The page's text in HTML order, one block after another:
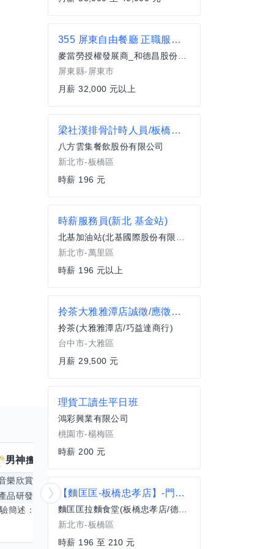
男神擅長
樂欣賞 顧問服務
品研發
跨部門協作
更多
經驗簡述： 1.創業主導&新創合夥 2.B2C產品開發運營一條龍 3.AI應用開發與量化研究新創 標籤話題都可以聊，開放交流 找尋共同創業機會，亦歡迎新創收編
355 屏東自由餐廳 正職服務員(全職)
麥當勞授權發展商_和德昌股份有限公司
屏東縣-屏東市
月薪 32,000 元以上
梁社漢排骨計時人員/板橋莊敬店
八方雲集餐飲股份有限公司
新北市-板橋區
時薪 196 元
時薪服務員(新北 基金站)
北基加油站(北基國際股份有限公司)
新北市-萬里區
時薪 196 元以上
拎茶大雅雅潭店誠徵/應徵直接來電
拎茶(大雅雅潭店/巧益達商行)
台中市-大雅區
月薪 29,500 元
理貨工讀生平日班
鴻彩興業有限公司
桃園市-楊梅區
時薪 200 元
【麵匡匡-板橋忠孝店】-門市人員
麵匡匡拉麵食堂(板橋忠孝店/德東皇商行)
新北市-板橋區
時薪 196 至 210 元